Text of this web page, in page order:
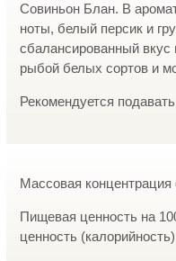
Совиньон Блан. В
ноты, белый персик и
сбалансированный вкус
рыбой белых сортов и
Рекомендуется
Массовая концентрация
Пищевая ценность на
ценность